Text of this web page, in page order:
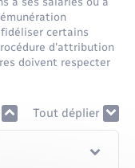
certains
d'attribution
doivent respecter
Tout déplier